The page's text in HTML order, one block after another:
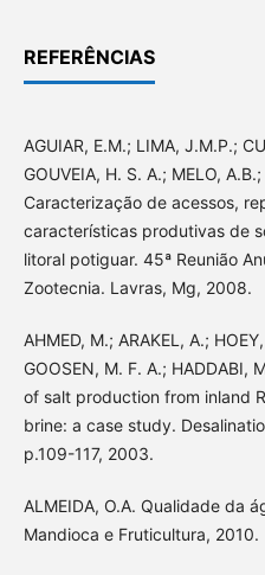
REFERÊNCIAS
AGUIAR, E.M.; LIMA, J.M.P.;
GOUVEIA, H. S. A.; MELO,
Caracterização de acessos,
características produtivas de
litoral potiguar. 45ª Reunião
Zootecnia. Lavras, Mg, 2008.
AHMED, M.; ARAKEL, A.;
GOOSEN, M. F. A.; HADDABI,
of salt production from inland
brine: a case study.
p.109-117, 2003.
ALMEIDA, O.A. Qualidade da
Mandioca e Fruticultura, 2010.